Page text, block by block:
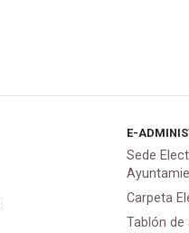
E-
Sede
Carpeta
Tablón de